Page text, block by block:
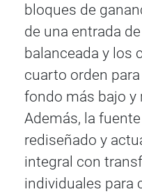
bloques de
de una entrada
balanceada y los
cuarto orden
fondo más bajo y
Además, la
rediseñado y
integral con
individuales para